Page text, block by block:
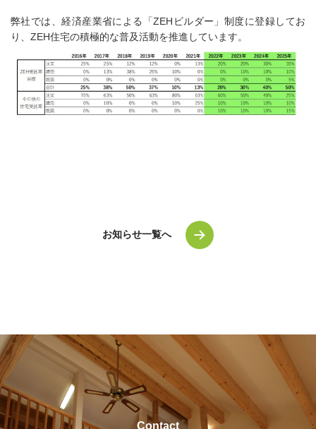
弊社では、経済産業省による「ZEHビルダー」制度に登録してお
り、ZEH住宅の積極的な普及活動を推進しています。
お知らせ一覧へ
Contact